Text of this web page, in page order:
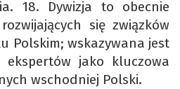
18. Dywizja to obecnie
się związków
Polskim; wskazywana jest
ekspertów jako kluczowa
wschodniej Polski.